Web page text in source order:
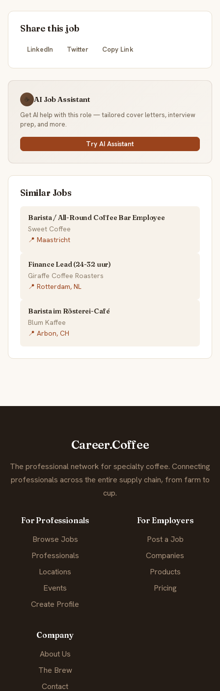
Share this job
LinkedIn Twitter Copy Link
☕ AI Job Assistant
Get AI help with this role — tailored cover letters, interview
prep, and more.
Try AI Assistant
Similar Jobs
Barista / All-Round Coffee Bar Employee
Sweet Coffee
📍 Maastricht
Finance Lead (24-32 uur)
Giraffe Coffee Roasters
📍 Rotterdam, NL
Barista im Rösterei-Café
Blum Kaffee
📍 Arbon, CH
Career.Coffee
The professional network for specialty coffee. Connecting
professionals across the entire supply chain, from farm to
cup.
For Professionals
Browse Jobs
Professionals
Locations
Events
Create Profile
For Employers
Post a Job
Companies
Products
Pricing
Company
About Us
The Brew
Contact